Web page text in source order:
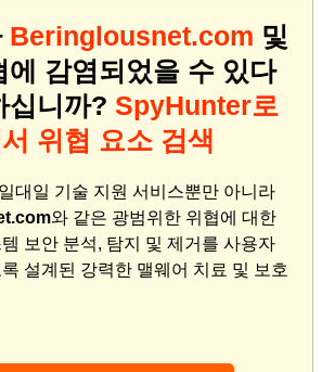
Beringlousnet.com 및
에 감염되었을 수 있다
십니까? SpyHunter로
위협 요소 검색
대일 기술 지원 서비스뿐만 아니라
와 같은 광범위한 위협에 대한
보안 분석, 탐지 및 제거를 사용자
설계된 강력한 맬웨어 치료 및 보호